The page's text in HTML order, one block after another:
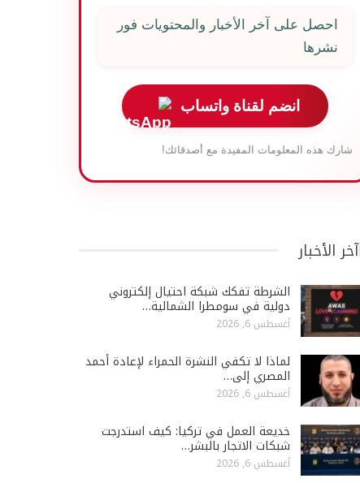
احصل على آخر الأخبار والمحتويات فور
نشرها
انضم لقناة واتساب
شارك هذه المعلومات المفيدة مع أصدقائك!
آخر الأخبار
الشرطة تفكك شبكة احتيال إلكتروني
دولية في سومطرا الشمالية…
أغسطس 6, 2026
لماذا لا تكفي النشرة الحمراء لإعادة أحمد
المصري إلى…
أغسطس 6, 2026
خديعة العمل في تركيا: كيف استدرجت
شبكات الاتجار بالبشر…
أغسطس 6, 2026